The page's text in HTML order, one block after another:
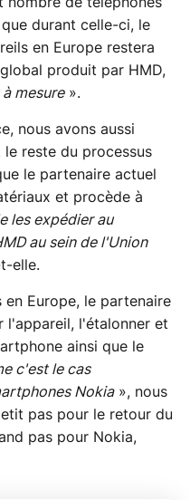
durant celle-ci, le
en Europe restera
produit par HMD,
mesure».
nous avons aussi
reste du processus
le partenaire actuel
et procède à
les expédier au
au sein de l'Union
elle.
Europe, le partenaire
l'appareil, l'étalonner et
ainsi que le
c'est le cas
Nokia», nous
pas pour le retour du
pas pour Nokia,